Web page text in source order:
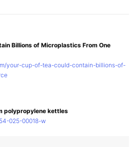
Billions of Microplastics From One
your-cup-of-tea-could-contain-billions-of-
polypropylene kettles
025-00018-w